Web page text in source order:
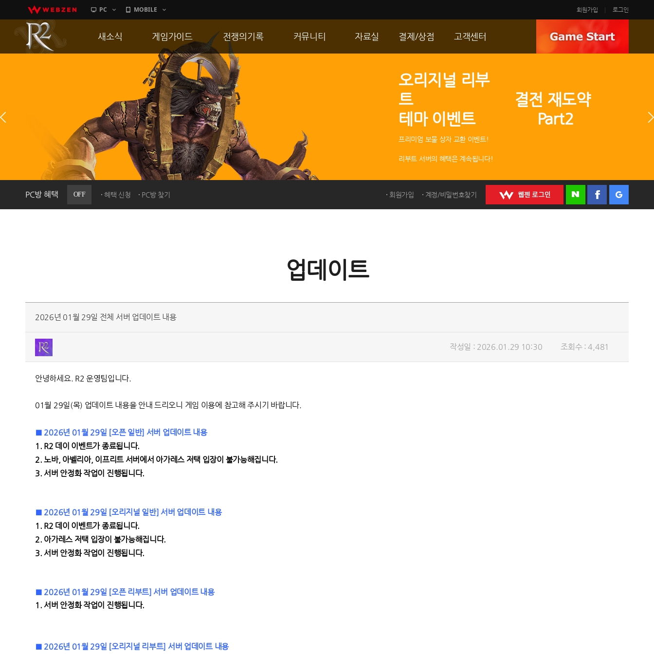
PC MOBILE 회원가입 로그인
오리지널 리부
트 결전 재도약
테마 이벤트 Part2
프리미엄 보물 상자 교환 이벤트!
리부트 서버의 혜택은 계속됩니다!
PC방 혜택 OFF 혜택 신청 PC방 찾기 회원가입 계정/비밀번호찾기
새소식
이벤트
히스토리
PC방으로간다
게임가이드
게임 특징
서버가이드
신병훈련소
세부가이드
통합보급센터
전쟁의기록
통합 길드전
공성 & 스팟
랭킹
R2Match
커뮤니티
GM노트
자료실 결제/상점
마이 Wshop
내 캐시
고객센터
문의/신고
운영정책
업데이트
2026년 01월 29일 전체 서버 업데이트 내용
작성일 : 2026.01.29 10:30 조회수 : 4,481
안녕하세요. R2 운영팀입니다.
01월 29일(목) 업데이트 내용을 안내 드리오니 게임 이용에 참고해 주시기 바랍니다.
■ 2026년 01월 29일 [오픈 일반] 서버 업데이트 내용
1. R2 데이 이벤트가 종료됩니다.
2.노바, 아벨리아, 이프리트 서버에서 아가레스 저택 입장이 불가능해집니다.
3. 서버 안정화 작업이 진행됩니다.
■ 2026년 01월 29일 [오리지널 일반] 서버 업데이트 내용
1. R2 데이 이벤트가 종료됩니다.
2. 아가레스 저택 입장이 불가능해집니다.
3. 서버 안정화 작업이 진행됩니다.
■ 2026년 01월 29일 [오픈 리부트] 서버 업데이트 내용
1. 서버 안정화 작업이 진행됩니다.
■ 2026년 01월 29일 [오리지널 리부트] 서버 업데이트 내용